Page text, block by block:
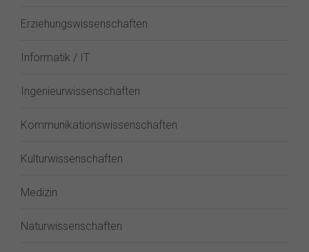
Erziehungswissenschaften
Informatik / IT
Ingenieurwissenschaften
Kommunikationswissenschaften
Kulturwissenschaften
Medizin
Naturwissenschaften